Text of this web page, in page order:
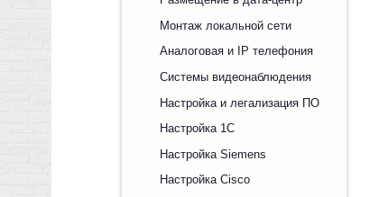
Монтаж локальной сети
Аналоговая и IP телефония
Системы видеонаблюдения
Настройка и легализация ПО
Настройка 1С
Настройка Siemens
Настройка Cisco